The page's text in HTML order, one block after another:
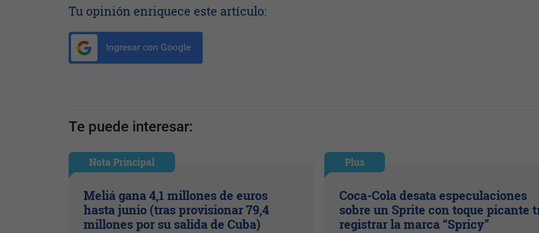
Tu opinión enriquece este artículo:
Ingresar con Google
Te puede interesar:
Nota Principal
Meliá gana 4,1 millones de euros
hasta junio (tras provisionar 79,4
millones por su salida de Cuba)
Plus
Coca-Cola desata especulaciones
sobre un Sprite con toque picante
registrar la marca “Spricy”